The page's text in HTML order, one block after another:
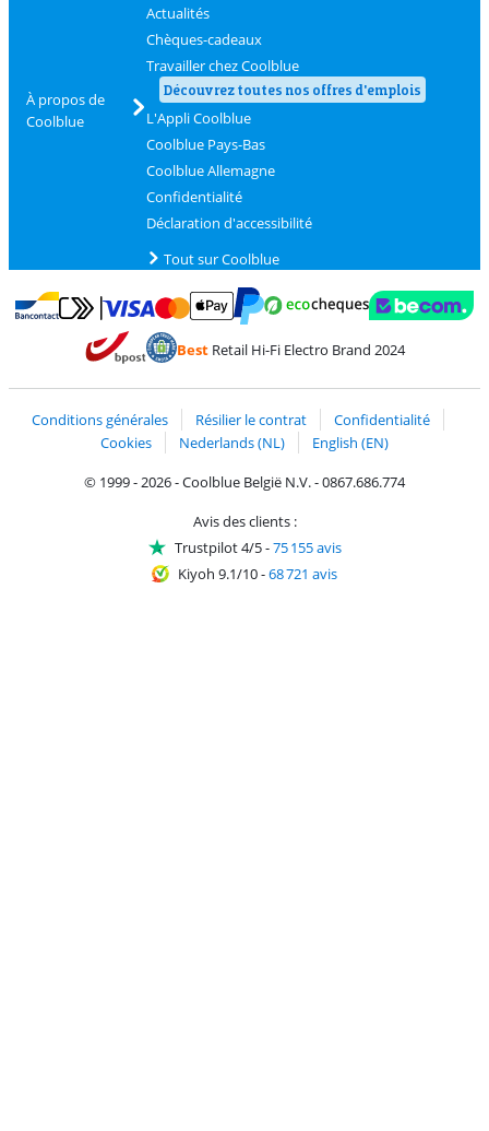
À propos de
Coolblue
Actualités
Chèques-cadeaux
Travailler chez Coolblue
Découvrez toutes nos offres d'emplois
L'Appli Coolblue
Coolblue Pays-Bas
Coolblue Allemagne
Confidentialité
Déclaration d'accessibilité
Tout sur Coolblue
Payer avec Bancontact
Payer avec MasterCard et Visa via ClickToPay
Payer avec PayPal
BestRetail Hi-Fi Electro Brand 2024
Conditions générales Résilier le contrat
Confidentialité
Cookies
Nederlands (NL)
English (EN)
© 1999 - 2026 - Coolblue België N.V. - 0867.686.774
Avis des clients :
Trustpilot 4/5-75 155 avis
Kiyoh 9.1/10-68 721 avis